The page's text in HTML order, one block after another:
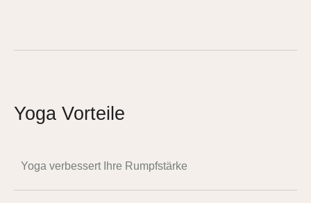
Yoga Vorteile
Yoga verbessert Ihre Rumpfstärke